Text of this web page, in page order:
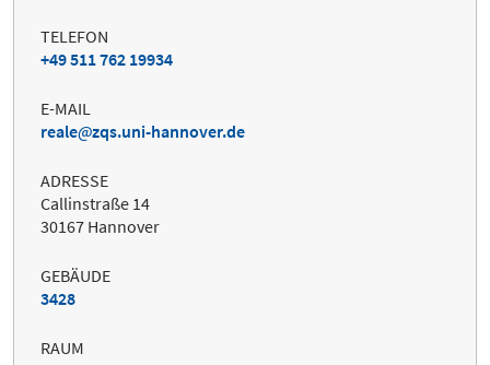
TELEFON
+49 511 762 19934
E-MAIL
reale
zqs.uni-hannover.de
ADRESSE
Callinstraße 14
30167 Hannover
GEBÄUDE
3428
RAUM